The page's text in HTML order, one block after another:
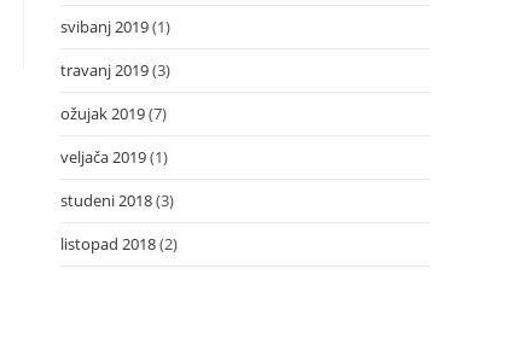
svibanj 2019(1)
travanj 2019(3)
ožujak 2019(7)
veljača 2019(1)
studeni 2018(3)
listopad 2018(2)